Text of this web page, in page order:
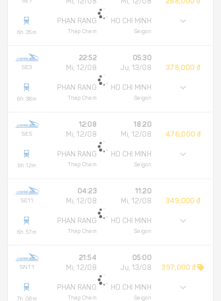
6h 35m
Mi, 12/08
PHAN RANG
Thap Cham
Mi, 12/08
HO CHI MINH
Saigon
288,000 đ
SE3
6h 38m
22:52
Mi, 12/08
PHAN RANG
Thap Cham
05:30
Ju, 13/08
HO CHI MINH
Saigon
378,000 đ
SE5
6h 12m
12:08
Mi, 12/08
PHAN RANG
Thap Cham
18:20
Mi, 12/08
HO CHI MINH
Saigon
476,000 đ
SE11
6h 57m
04:23
Mi, 12/08
PHAN RANG
Thap Cham
11:20
Mi, 12/08
HO CHI MINH
Saigon
349,000 đ
SNT1
7h 06m
21:54
Mi, 12/08
PHAN RANG
Thap Cham
05:00
Ju, 13/08
HO CHI MINH
Saigon
397,000 đ